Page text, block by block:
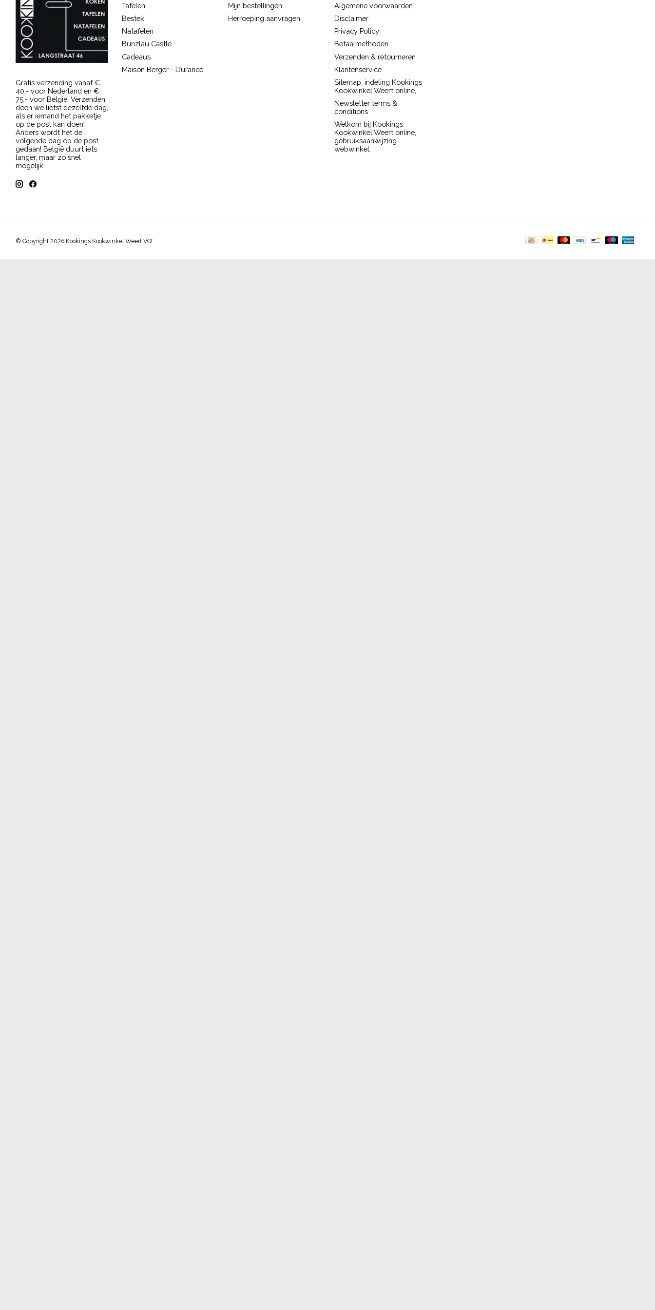
Gratis verzending vanaf €
40.- voor Nederland en €
75.- voor België. Verzenden
doen we liefst dezelfde dag,
als er iemand het pakketje
op de post kan doen!
Anders wordt het de
volgende dag op de post
gedaan! België duurt iets
langer, maar zo snel
mogelijk
Tafelen
Bestek
Natafelen
Bunzlau Castle
Cadeaus
Maison Berger - Durance
Mijn bestellingen
Herroeping aanvragen
Algemene voorwaarden
Disclaimer
Privacy Policy
Betaalmethoden
Verzenden & retourneren
Klantenservice
Sitemap, indeling Kookings
Kookwinkel Weert online,
Newsletter terms &
conditions
Welkom bij Kookings
Kookwinkel Weert online,
gebruiksaanwijzing
webwinkel.
© Copyright 2026 Kookings Kookwinkel Weert VOF